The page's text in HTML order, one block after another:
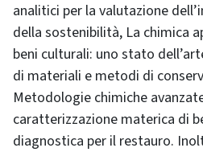
analitici per la valutazione
della sostenibilità, La chimica
beni culturali: uno stato
di materiali e metodi di
Metodologie chimiche
caratterizzazione materica di
diagnostica per il restauro.